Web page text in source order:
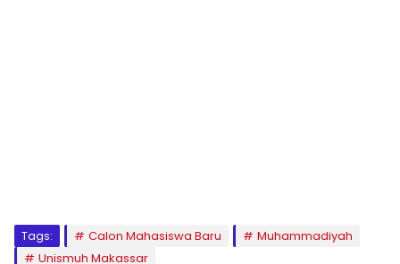
Tags: Calon Mahasiswa Baru
Muhammadiyah
Unismuh Makassar